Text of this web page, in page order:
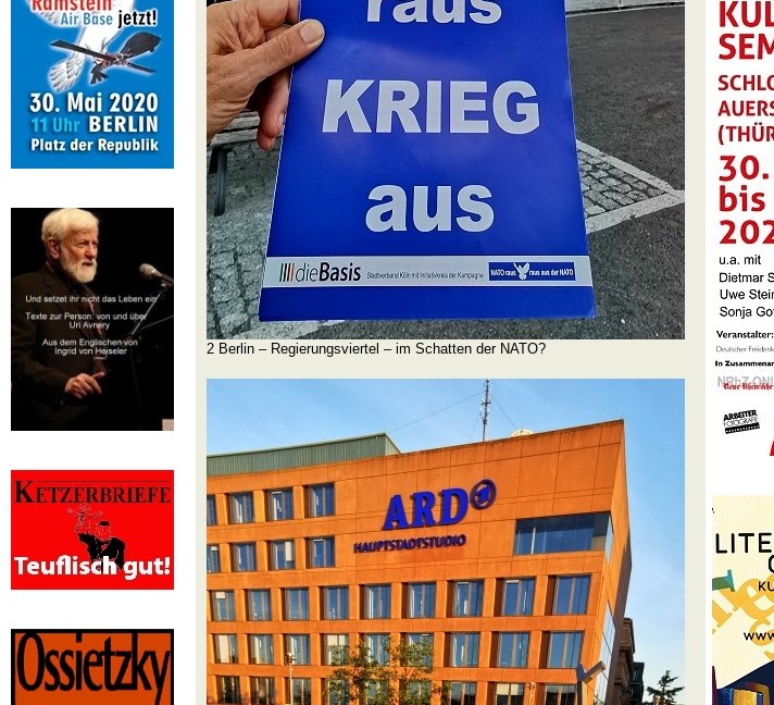
2 Berlin – Regierungsviertel – im Schatten der NATO?